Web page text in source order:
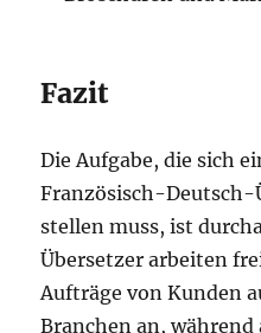
Fazit
Die Aufgabe, die sich
Französisch-Deutsch-
stellen muss, ist
Übersetzer arbeiten
Aufträge von Kunden
Branchen an, während